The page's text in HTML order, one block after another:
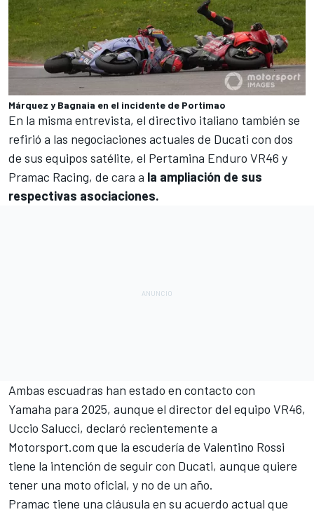
Márquez y Bagnaia en el incidente de Portimao
En la misma entrevista, el directivo italiano también se
refirió a las negociaciones actuales de Ducati con dos
de sus equipos satélite, el Pertamina Enduro VR46 y
Pramac Racing, de cara a la ampliación de sus
respectivas asociaciones.
Ambas escuadras han estado en contacto con
Yamaha para 2025, aunque el director del equipo VR46,
Uccio Salucci, declaró recientemente a
Motorsport.com que la escudería de Valentino Rossi
tiene la intención de seguir con Ducati, aunque quiere
tener una moto oficial, y no de un año.
Pramac tiene una cláusula en su acuerdo actual que